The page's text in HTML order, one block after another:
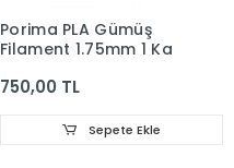
Porima PLA Gümüş
Filament 1.75mm 1 Kg
750,00 TL
Sepete Ekle